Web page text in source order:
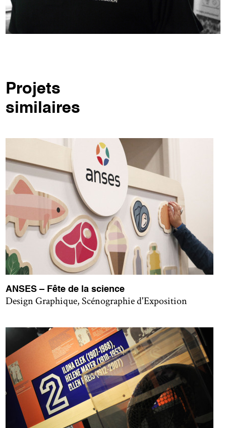
Projets
similaires
ANSES – Fête de la science
Design Graphique, Scénographie d'Exposition